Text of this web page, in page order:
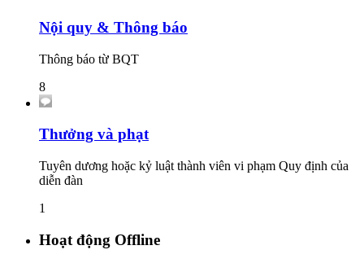
Nội quy & Thông báo
Thông báo từ BQT
8
Thưởng và phạt
Tuyên dương hoặc kỷ luật thành viên vi phạm Quy định của
diễn đàn
1
Hoạt động Offline